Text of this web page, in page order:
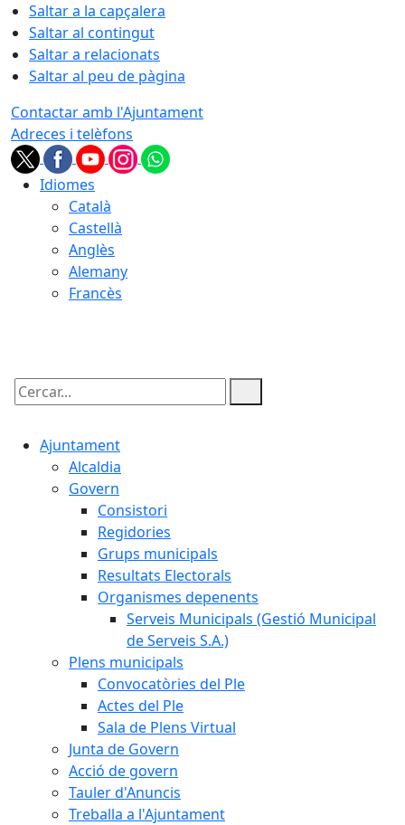
Saltar a la capçalera
Saltar al contingut
Saltar a relacionats
Saltar al peu de pàgina
Contactar amb l'Ajuntament
Adreces i telèfons
Idiomes
Català
Castellà
Anglès
Alemany
Francès
Cercar:
Ajuntament
Alcaldia
Govern
Consistori
Regidories
Grups municipals
Resultats Electorals
Organismes depenents
Serveis Municipals (Gestió Municipal
de Serveis S.A.)
Plens municipals
Convocatòries del Ple
Actes del Ple
Sala de Plens Virtual
Junta de Govern
Acció de govern
Tauler d'Anuncis
Treballa a l'Ajuntament